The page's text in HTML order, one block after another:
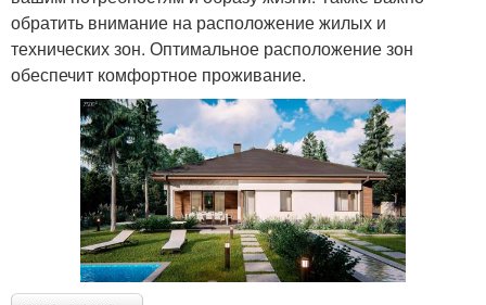
обратить внимание на расположение жилых и
технических зон. Оптимальное расположение зон
обеспечит комфортное проживание.